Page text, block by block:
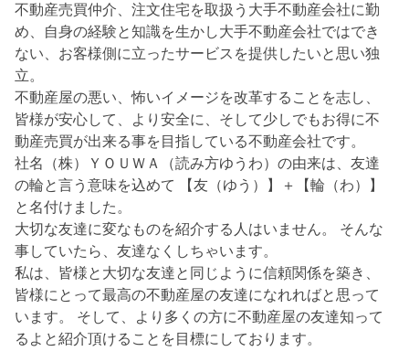
不動産売買仲介、注文住宅を取扱う大手不動産会社に勤
め、自身の経験と知識を生かし大手不動産会社ではでき
ない、お客様側に立ったサービスを提供したいと思い独
立。
不動産屋の悪い、怖いイメージを改革することを志し、
皆様が安心して、より安全に、そして少しでもお得に不
動産売買が出来る事を目指している不動産会社です。
社名（株）ＹＯＵＷＡ（読み方ゆうわ）の由来は、友達
の輪と言う意味を込めて 【友（ゆう）】＋【輪（わ）】
と名付けました。
大切な友達に変なものを紹介する人はいません。 そんな
事していたら、友達なくしちゃいます。
私は、皆様と大切な友達と同じように信頼関係を築き、
皆様にとって最高の不動産屋の友達になれればと思って
います。 そして、より多くの方に不動産屋の友達知って
るよと紹介頂けることを目標にしております。